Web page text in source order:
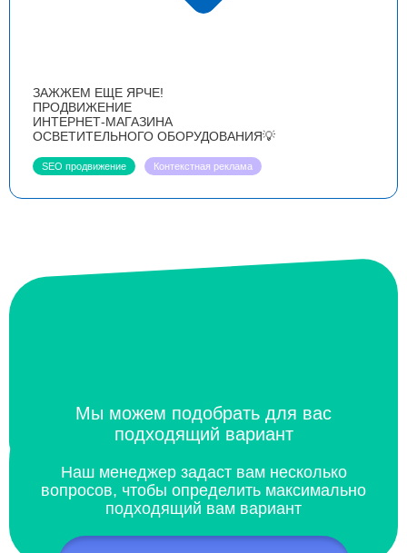
ЗАЖЖЕМ ЕЩЕ ЯРЧЕ!
ПРОДВИЖЕНИЕ
ИНТЕРНЕТ-МАГАЗИНА
ОСВЕТИТЕЛЬНОГО ОБОРУДОВАНИЯ💡
SEO продвижение Контекстная реклама
Мы можем подобрать для вас
подходящий вариант
Наш менеджер задаст вам несколько
вопросов, чтобы определить максимально
подходящий вам вариант